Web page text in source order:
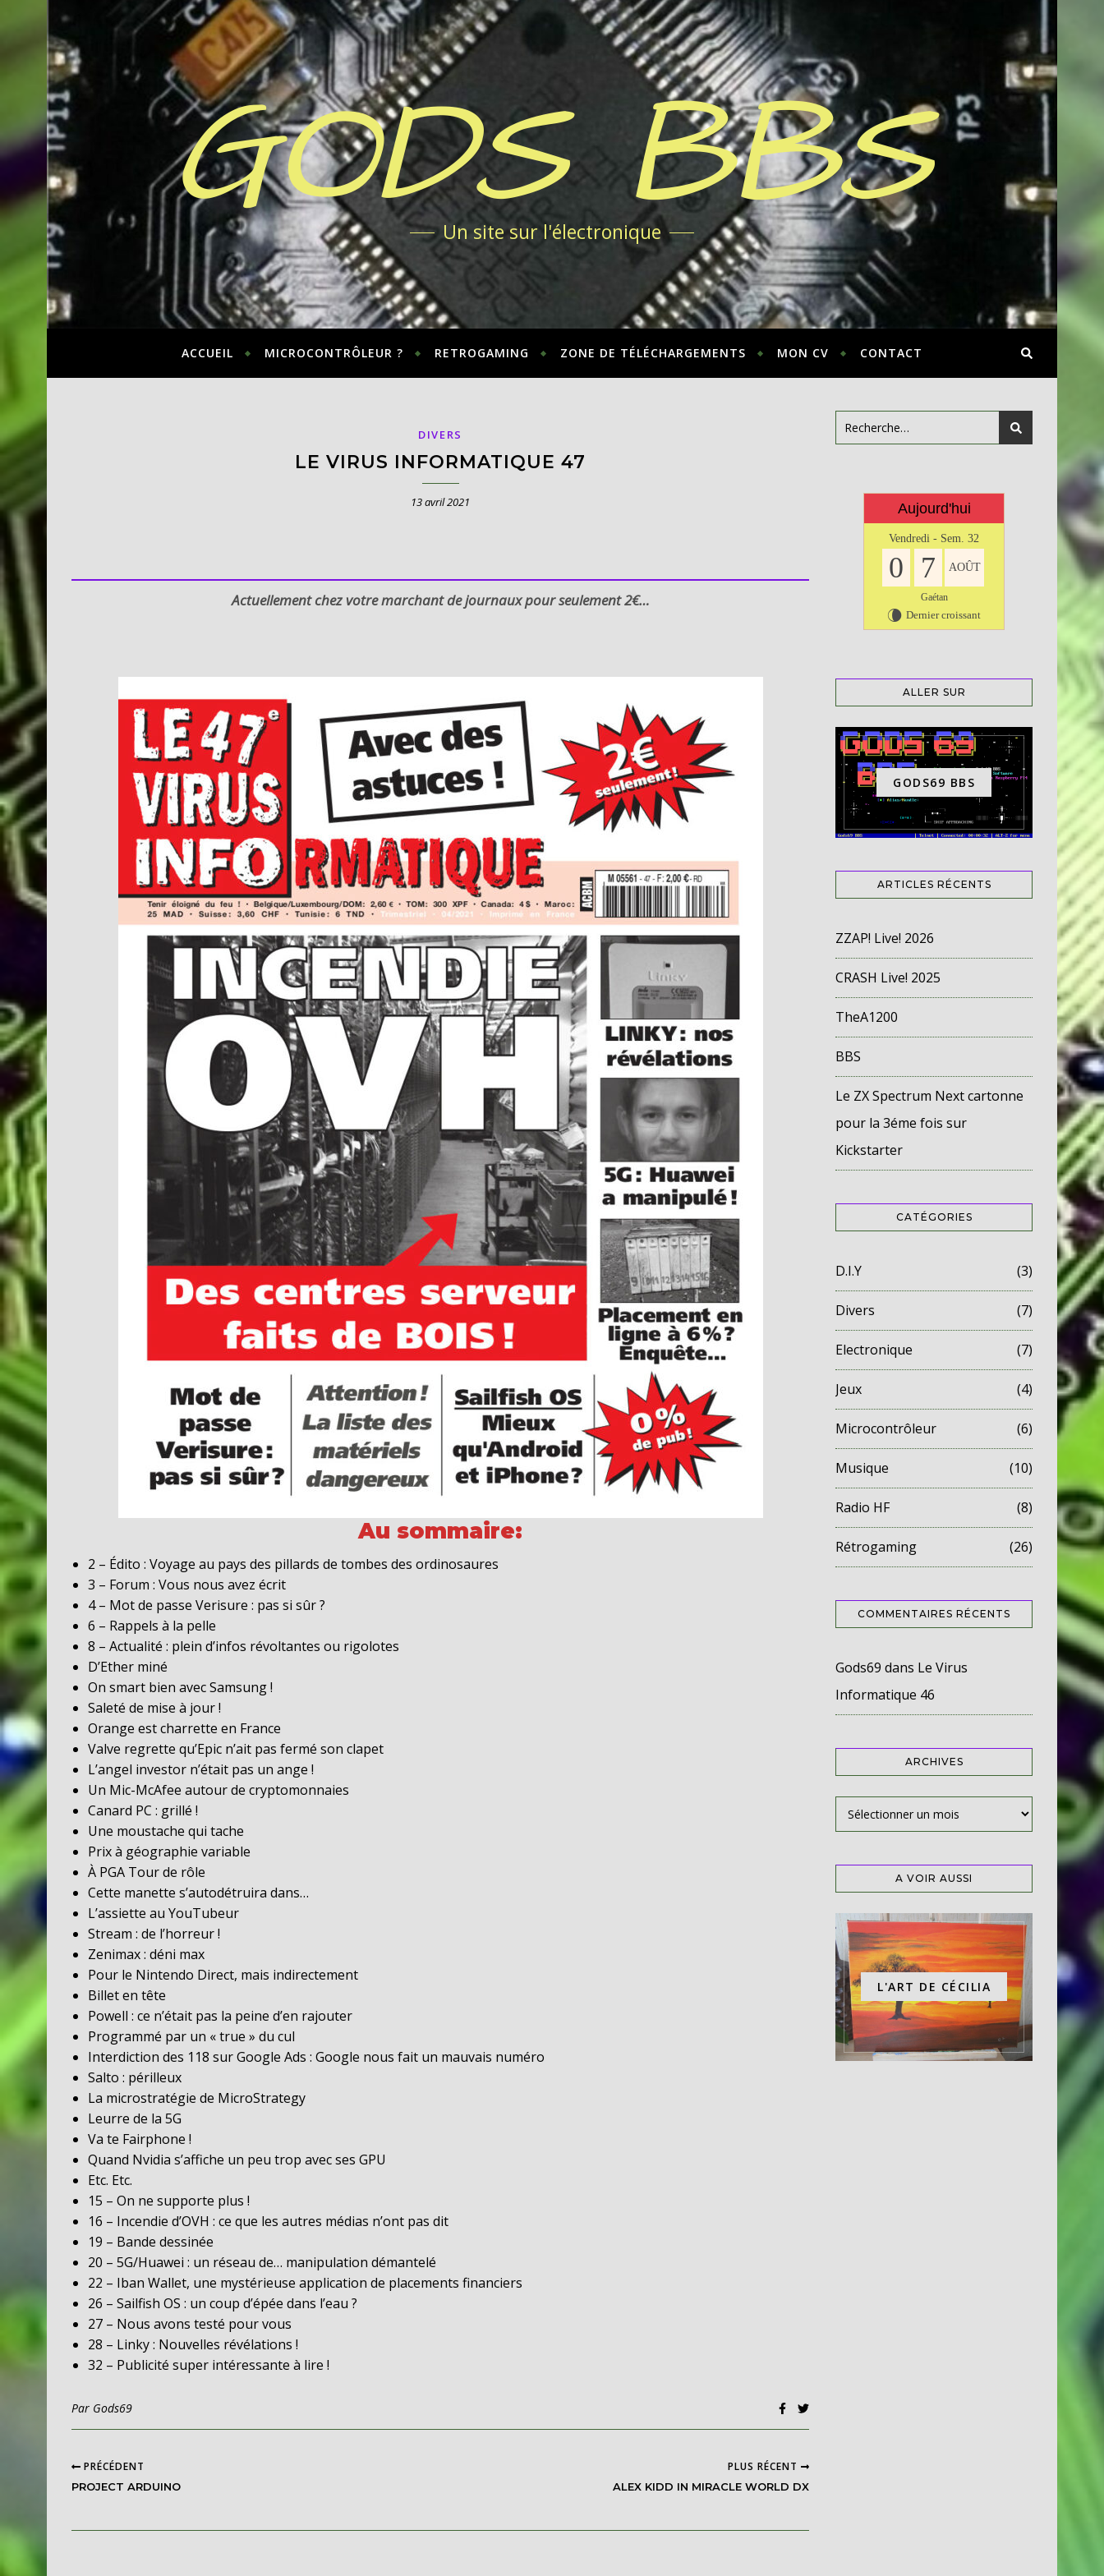
GODS BBS
Un site sur l'électronique
ACCUEIL MICROCONTRÔLEUR ? RETROGAMING ZONE DE TÉLÉCHARGEMENTS MON CV CONTACT
DIVERS
LE VIRUS INFORMATIQUE 47
13 avril 2021
Actuellement chez votre marchant de journaux pour seulement 2€…
Au sommaire:
2 – Édito : Voyage au pays des pillards de tombes des ordinosaures
3 – Forum : Vous nous avez écrit
4 – Mot de passe Verisure : pas si sûr ?
6 – Rappels à la pelle
8 – Actualité : plein d’infos révoltantes ou rigolotes
D’Ether miné
On smart bien avec Samsung !
Saleté de mise à jour !
Orange est charrette en France
Valve regrette qu’Epic n’ait pas fermé son clapet
L’angel investor n’était pas un ange !
Un Mic-McAfee autour de cryptomonnaies
Canard PC : grillé !
Une moustache qui tache
Prix à géographie variable
À PGA Tour de rôle
Cette manette s’autodétruira dans…
L’assiette au YouTubeur
Stream : de l’horreur !
Zenimax : déni max
Pour le Nintendo Direct, mais indirectement
Billet en tête
Powell : ce n’était pas la peine d’en rajouter
Programmé par un « true » du cul
Interdiction des 118 sur Google Ads : Google nous fait un mauvais numéro
Salto : périlleux
La microstratégie de MicroStrategy
Leurre de la 5G
Va te Fairphone !
Quand Nvidia s’affiche un peu trop avec ses GPU
Etc. Etc.
15 – On ne supporte plus !
16 – Incendie d’OVH : ce que les autres médias n’ont pas dit
19 – Bande dessinée
20 – 5G/Huawei : un réseau de… manipulation démantelé
22 – Iban Wallet, une mystérieuse application de placements financiers
26 – Sailfish OS : un coup d’épée dans l’eau ?
27 – Nous avons testé pour vous
28 – Linky : Nouvelles révélations !
32 – Publicité super intéressante à lire !
Par Gods69
PRÉCÉDENT
PROJECT ARDUINO
PLUS RÉCENT
ALEX KIDD IN MIRACLE WORLD DX
Aujourd'hui
Vendredi - Sem. 32
0 7 AOÛT
Gaétan
V Dernier croissant
ALLER SUR
GODS69 BBS
ARTICLES RÉCENTS
ZZAP! Live! 2026
CRASH Live! 2025
TheA1200
BBS
Le ZX Spectrum Next cartonne
pour la 3éme fois sur
Kickstarter
CATÉGORIES
D.I.Y (3)
Divers (7)
Electronique (7)
Jeux (4)
Microcontrôleur (6)
Musique (10)
Radio HF (8)
Rétrogaming (26)
COMMENTAIRES RÉCENTS
Gods69 dans Le Virus
Informatique 46
ARCHIVES
Archives
A VOIR AUSSI
L'ART DE CÉCILIA